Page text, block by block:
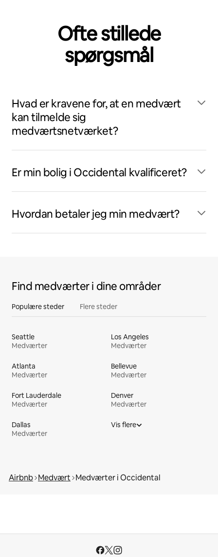
Ofte stillede
spørgsmål
Hvad er kravene for, at en medvært
kan tilmelde sig
medværtsnetværket?
Er min bolig i Occidental kvalificeret?
Hvordan betaler jeg min medvært?
Find medværter i dine områder
Populære steder Flere steder
Seattle
Medværter
Los Angeles
Medværter
Atlanta
Medværter
Bellevue
Medværter
Fort Lauderdale
Medværter
Denver
Medværter
Dallas
Medværter
Vis flere
Airbnb Medvært Medværter i Occidental